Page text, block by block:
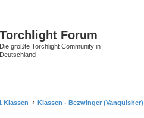
Torchlight Forum
Die größte Torchlight Community in
Deutschland
Klassen Klassen - Bezwinger (Vanquisher)